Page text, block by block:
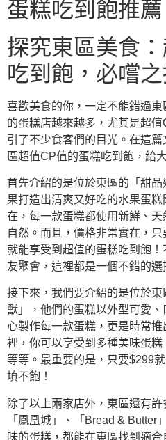
蛋糕吃到飽推薦
探究東區美食
吃到飽，必嚐之
喜歡美食的你，一定不能錯過
的蛋糕店越來越多，尤其是超
引了不少食客們的目光。在這
區超值CP值的蛋糕吃到飽，給
首先介紹的是位於東區的「甜
果打造出清爽又好吃的水果蛋
在，每一款蛋糕都使用新鮮、
自然。而且，價格非常實在，
就能享受到超值的蛋糕吃到飽
友聚會，這裡都是一個不錯的選
接下來，我們要介紹的是位於
獸」，他們的蛋糕以外型可愛
心製作每一款蛋糕，更是時常
裡，你可以享受到多種美味蛋
等等。最重要的是，只要$299
填不飽！
除了以上兩家店外，東區還有
「鳳凰城」、「Bread & Butter
味的蛋糕，都能在東區找到適合